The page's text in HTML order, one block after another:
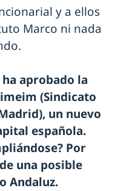
y a ellos
Marco ni nada
aprobado la
(Sindicato
un nuevo
española.
Por
una posible
Andaluz.